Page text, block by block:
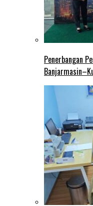
Penerbangan